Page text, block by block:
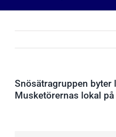
Snösätragruppen byter
Musketörernas lokal